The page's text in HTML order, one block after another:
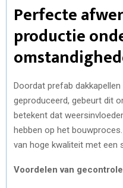
Perfecte
productie
Doordat prefab
geproduceerd, gebeurt dit
betekent dat
hebben op het
van hoge kwaliteit met een
Voordelen van